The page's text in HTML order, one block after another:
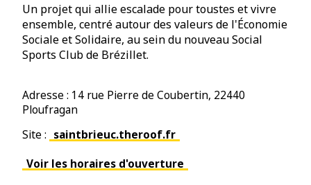
Un projet qui allie escalade pour toustes et vivre
ensemble, centré autour des valeurs de l'Économie
Sociale et Solidaire, au sein du nouveau Social
Sports Club de Brézillet.
Adresse : 14 rue Pierre de Coubertin, 22440
Ploufragan
Site : saintbrieuc.theroof.fr
Voir les horaires d'ouverture